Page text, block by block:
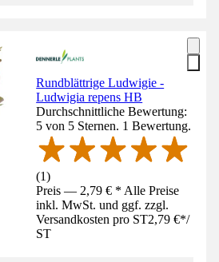
Rundblättrige Ludwigie -
Ludwigia repens HB
Durchschnittliche Bewertung:
5 von 5 Sternen. 1 Bewertung.
(1)
Preis — 2,79 € * Alle Preise
inkl. MwSt. und ggf. zzgl.
Versandkosten pro ST2,79 €*/
ST